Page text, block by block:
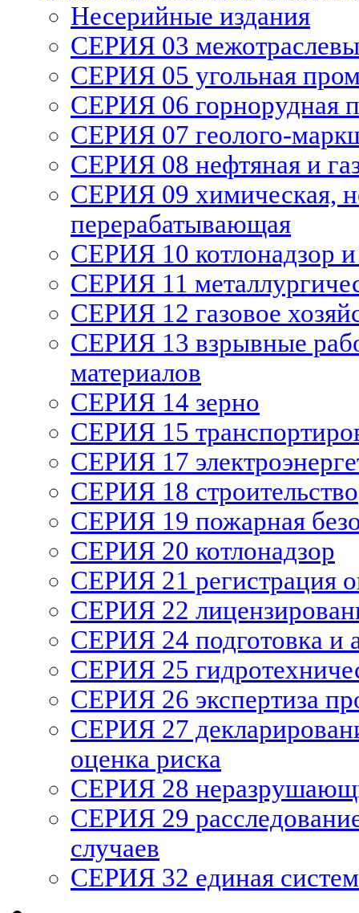
Несерийные издания
СЕРИЯ 03
СЕРИЯ 05 угольная
СЕРИЯ 06 горнорудная
СЕРИЯ 07 геолого-
СЕРИЯ 08 нефтяная и
СЕРИЯ 09 химическая,
перерабатывающая
СЕРИЯ 10 котлонадзор
СЕРИЯ 11
СЕРИЯ 12 газовое
СЕРИЯ 13 взрывные
материалов
СЕРИЯ 14 зерно
СЕРИЯ 15
СЕРИЯ 17
СЕРИЯ 18 строительство
СЕРИЯ 19 пожарная
СЕРИЯ 20 котлонадзор
СЕРИЯ 21 регистрация
СЕРИЯ 22
СЕРИЯ 24 подготовка и
СЕРИЯ 25
СЕРИЯ 26 экспертиза
СЕРИЯ 27
оценка риска
СЕРИЯ 28
СЕРИЯ 29
случаев
СЕРИЯ 32 единая